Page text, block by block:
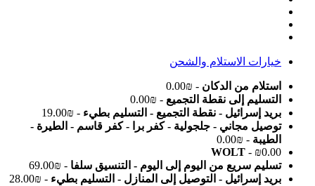
خيارات الاستلام والشحن
استلام من الدكان - ₪0.00
التسليم إلى نقطة التجميع - ₪0.00
بريد إسرائيل - نقطة التجميع - التسليم بطيء - ₪19.00
توصيل مجاني - جلجولية - كفر برا - كفر قاسم - الطيرة -
الطيبة - ₪0.00
WOLT - ₪0.00
تسليم سريع من اليوم إلى اليوم - التنسيق سلفا - ₪69.00
بريد إسرائيل - التوصيل إلى المنازل - التسليم بطيء - ₪28.00